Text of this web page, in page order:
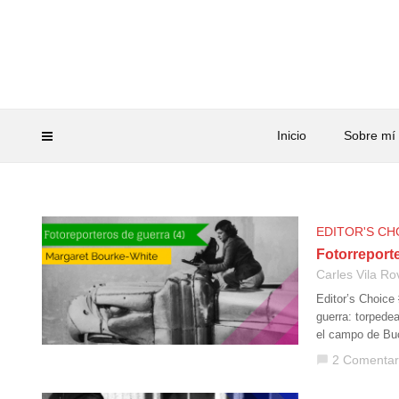
Inicio Sobre mí
EDITOR'S
Carles Vila
Editor’s
guerra:
el campo de
chat_bubble 2